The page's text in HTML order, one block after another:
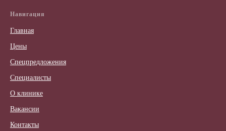
Навигация
Главная
Цены
Спецпредложения
Специалисты
О клинике
Вакансии
Контакты